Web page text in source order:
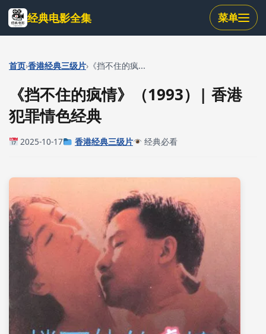
跳
到
主
内
经典电影全集 菜单
首页›香港经典三级片› 《挡不住的疯...
《挡不住的疯情》（1993）| 香港
犯罪情色经典
2025-10-17 香港经典三级片 经典必看